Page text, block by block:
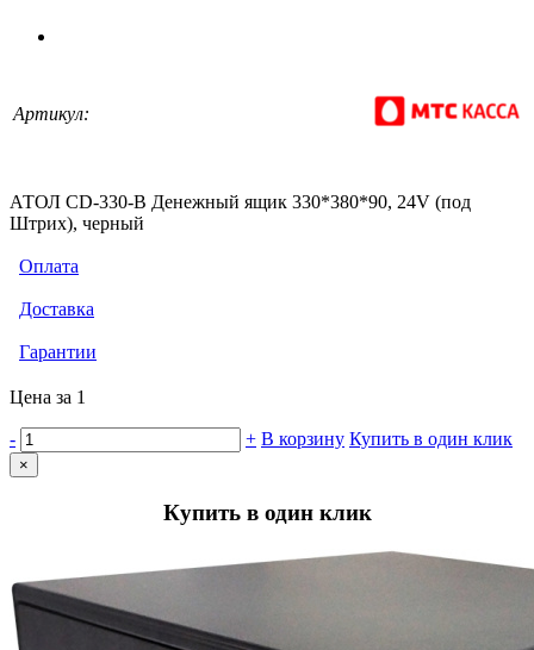
Артикул:
АТОЛ CD-330-B Денежный ящик 330*380*90, 24V (под
Штрих), черный
Оплата
Доставка
Гарантии
Цена за 1
- + В корзину Купить в один клик
×
Купить в один клик